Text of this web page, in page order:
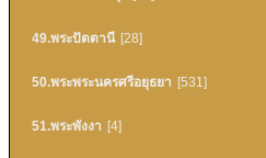
49.พระปัตตานี [28]
50.พระพระนครศรีอยุธยา [531]
51.พระพังงา [4]